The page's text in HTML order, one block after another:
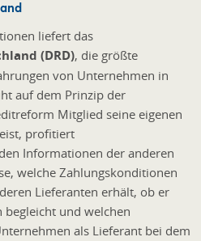
liefert das
(DRD), die größte
von Unternehmen in
auf dem Prinzip der
Mitglied seine eigenen
profitiert
Informationen der anderen
welche Zahlungskonditionen
Lieferanten erhält, ob er
begleicht und welchen
als Lieferant bei dem